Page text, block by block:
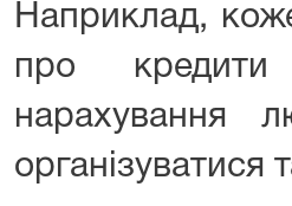
Наприклад,
про кредити
нарахування